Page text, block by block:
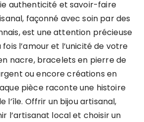
authenticité et savoir-faire
façonné avec soin par des
est une attention précieuse
l’amour et l’unicité de votre
nacre, bracelets en pierre de
ou encore créations en
pièce raconte une histoire
l’île. Offrir un bijou artisanal,
l’artisanat local et choisir un